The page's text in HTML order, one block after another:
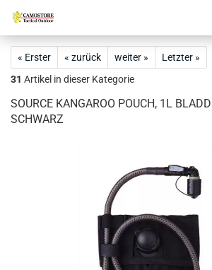
« Erster « zurück weiter »
Letzter »
31 Artikel in dieser Kategorie
SOURCE KANGAROO POUCH, 1L
SCHWARZ